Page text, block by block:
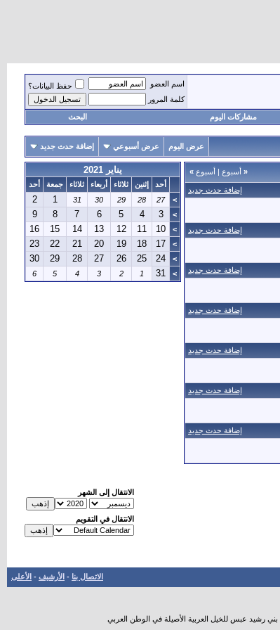
اسم العضو
حفظ البيانات؟
كلمة المرور
مشاركات اليوم البحث
عرض اليوم عرض أسبوعي إضافة حدث جديد
« أسبوع | أسبوع »
إضافة حدث جديد
إضافة حدث جديد
إضافة حدث جديد
إضافة حدث جديد
إضافة حدث جديد
إضافة حدث جديد
إضافة حدث جديد
يناير 2021
أحد إثنين ثلاثاء أربعاء ثلاثاء جمعة
أحد
>
27
28
29
30
31
1
2
>
3
4
5
6
7
8
9
>
10
11
12
13
14
15
16
>
17
18
19
20
21
22
23
>
24
25
26
27
28
29
30
>
31
1
2
3
4
5
6
الانتقال إلى الشهر
الانتقال في التقويم
الاتصال بنا - الأرشيف - الأعلى
رشيد عبس للخيل العربية الأصيلة في الوطن العربي